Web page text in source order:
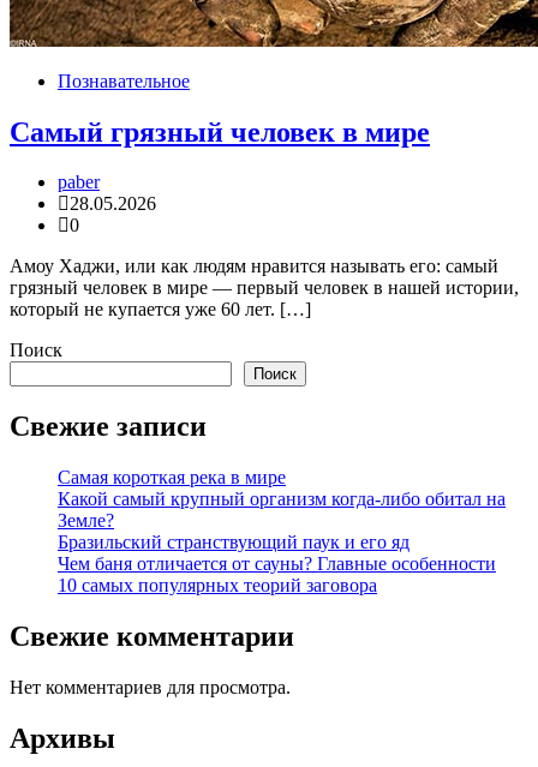
Познавательное
Самый грязный человек в мире
paber
28.05.2026
0
Амоу Хаджи, или как людям нравится называть его: самый
грязный человек в мире — первый человек в нашей истории,
который не купается уже 60 лет. […]
Поиск
Поиск
Свежие записи
Самая короткая река в мире
Какой самый крупный организм когда-либо обитал на
Земле?
Бразильский странствующий паук и его яд
Чем баня отличается от сауны? Главные особенности
10 самых популярных теорий заговора
Свежие комментарии
Нет комментариев для просмотра.
Архивы